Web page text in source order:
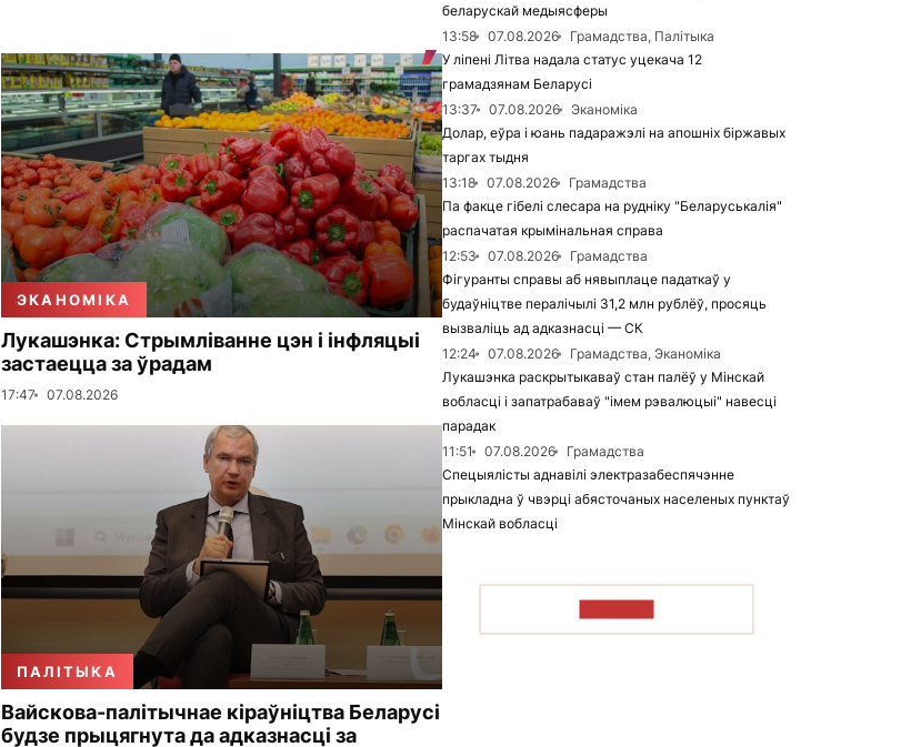
ЭКАНОМІКА
Лукашэнка: Стрымліванне цэн і інфляцыі
застаецца за ўрадам
17:47 07.08.2026
ПАЛІТЫКА
Вайскова-палітычнае кіраўніцтва Беларусі
будзе прыцягнута да адказнасці за
беларускай медыясферы
13:58
07.08.2026
Грамадства, Палітыка
У ліпені Літва надала статус уцекача 12
грамадзянам Беларусі
13:37
07.08.2026
Эканоміка
Долар, еўра і юань падаражэлі на апошніх біржавых
таргах тыдня
13:18
07.08.2026
Грамадства
Па факце гібелі слесара на рудніку "Беларуськалія"
распачатая крымінальная справа
12:53
07.08.2026
Грамадства
Фігуранты справы аб нявыплаце падаткаў у
будаўніцтве пералічылі 31,2 млн рублёў, просяць
вызваліць ад адказнасці — СК
12:24
07.08.2026
Грамадства, Эканоміка
Лукашэнка раскрытыкаваў стан палёў у Мінскай
вобласці і запатрабаваў "імем рэвалюцыі" навесці
парадак
11:51
07.08.2026
Грамадства
Спецыялісты аднавілі электразабеспячэнне
прыкладна ў чвэрці абясточаных населеных пунктаў
Мінскай вобласці